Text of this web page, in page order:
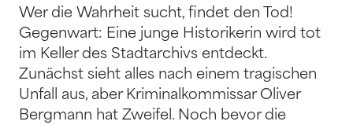
Wer die Wahrheit sucht, findet den Tod!
Gegenwart: Eine junge Historikerin wird tot
im Keller des Stadtarchivs entdeckt.
Zunächst sieht alles nach einem tragischen
Unfall aus, aber Kriminalkommissar Oliver
Bergmann hat Zweifel. Noch bevor die